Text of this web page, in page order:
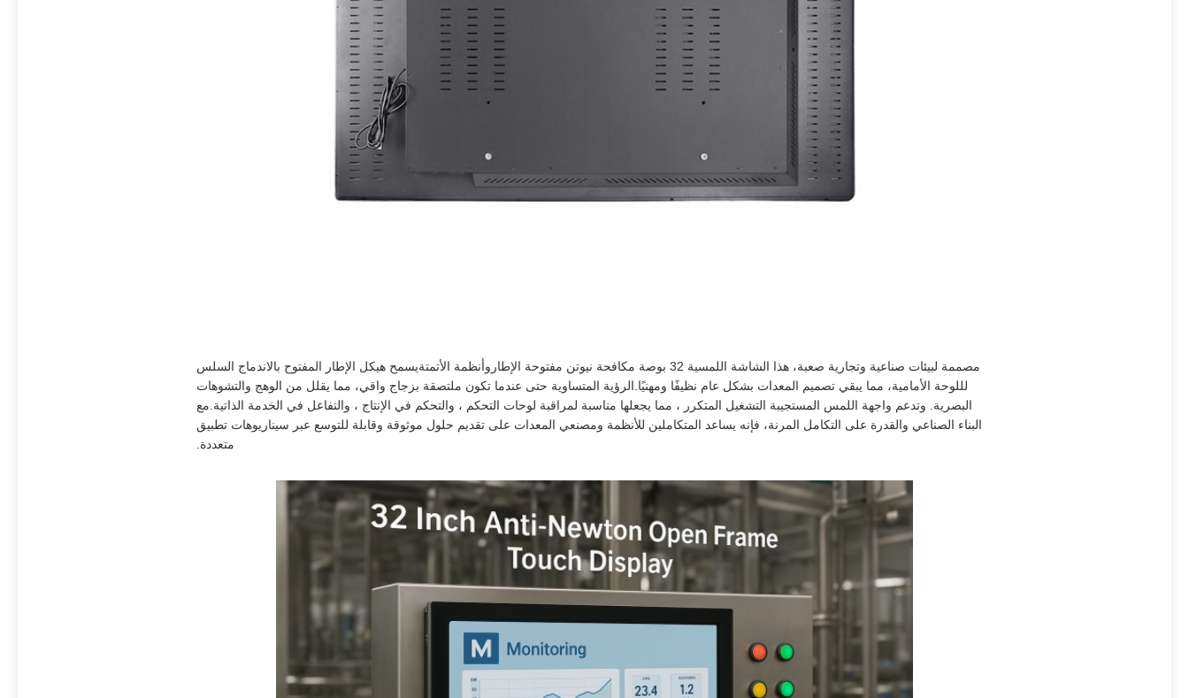
مصممة لبيئات صناعية وتجارية صعبة، هذا الشاشة اللمسية 32 بوصة مكافحة نيوتن مفتوحة الإطاروأنظمة الأتمتةيسمح هيكل الإطار المفتوح بالاندماج السلس
لللوحة الأمامية، مما يبقي تصميم المعدات بشكل عام نظيفًا ومهنيًا.الرؤية المتساوية حتى عندما تكون ملتصقة بزجاج واقي، مما يقلل من الوهج والتشوهات
البصرية. وتدعم واجهة اللمس المستجيبة التشغيل المتكرر ، مما يجعلها مناسبة لمراقبة لوحات التحكم ، والتحكم في الإنتاج ، والتفاعل في الخدمة الذاتية.مع
البناء الصناعي والقدرة على التكامل المرنة، فإنه يساعد المتكاملين للأنظمة ومصنعي المعدات على تقديم حلول موثوقة وقابلة للتوسع عبر سيناريوهات تطبيق
متعددة.